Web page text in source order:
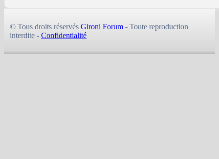
© Tous droits réservés Gironi Forum - Toute reproduction
interdite - Confidentialité